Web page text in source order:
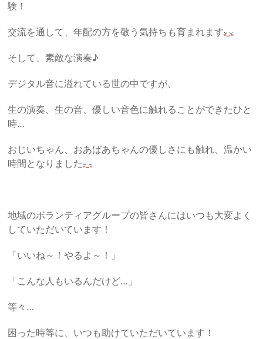
験！
交流を通して、年配の方を敬う気持ちも育まれます
そして、素敵な演奏♪
デジタル音に溢れている世の中ですが、
生の演奏、生の音、優しい音色に触れることができたひと
時…
おじいちゃん、おあばあちゃんの優しさにも触れ、温かい
時間となりました
地域のボランティアグループの皆さんにはいつも大変よく
していただいています！
「いいね～！やるよ～！」
「こんな人もいるんだけど…」
等々…
困った時等に、いつも助けていただいています！